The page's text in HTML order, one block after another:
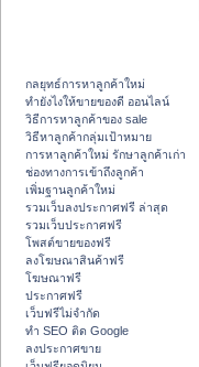
กลยุทธ์การหาลูกค้าใหม่
ทํายังไงให้ขายของดี ออนไลน์
วิธีการหาลูกค้าของ sale
วิธีหาลูกค้ากลุ่มเป้าหมาย
การหาลูกค้าใหม่ รักษาลูกค้าเก่า
ช่องทางการเข้าถึงลูกค้า
เพิ่มฐานลูกค้าใหม่
รวมเว็บลงประกาศฟรี ล่าสุด
รวมเว็บประกาศฟรี
โพสต์ขายของฟรี
ลงโฆษณาสินค้าฟรี
โฆษณาฟรี
ประกาศฟรี
เว็บฟรีไม่จำกัด
ทำ SEO ติด Google
ลงประกาศขาย